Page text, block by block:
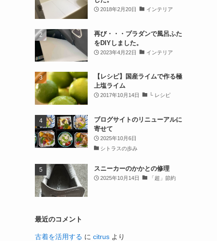
2018年2月20日 インテリア
再び・・・プラダンで風呂ふた
をDIYしました。
2023年4月22日 インテリア
【レシピ】国産ライムで作る極
上塩ライム
2017年10月14日 └ レシピ
ブログサイトのリニューアルに
寄せて
2025年10月6日
シトラスの歩み
スニーカーのかかとの修理
2025年10月14日 「超」節約
最近のコメント
古着を活用する に citrus より